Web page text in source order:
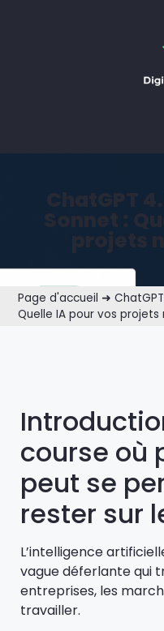
ChatGPT
Sonnet :
projets
Page d'accueil ➜
Quelle IA pour vos projets
course où
peut se
rester sur
L’intelligence
vague déferlante qui
entreprises, les
travailler.